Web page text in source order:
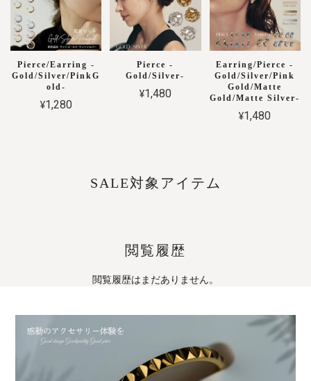
Pierce/Earring -
Gold/Silver/PinkG
old-
¥1,280
Pierce -
Gold/Silver-
¥1,480
Earring/Pierce -
Gold/Silver/Pink
Gold/Matte
Gold/Matte Silver-
¥1,480
SALE対象アイテム
閲覧履歴
閲覧履歴はまだありません。